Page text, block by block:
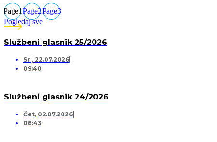
Page1Page2Page3
Pogledaj sve
Službeni glasnik 25/2026
Sri, 22.07.2026
09:40
Službeni glasnik 24/2026
Čet, 02.07.2026
08:43